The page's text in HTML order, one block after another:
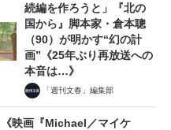
続編を作ろうと」『北の
国から』脚本家・倉本聰
（90）が明かす“幻の計
画”《25年ぶり再放送への
本音は…》
「週刊文春」編集部
《映画『Michael／マイケ